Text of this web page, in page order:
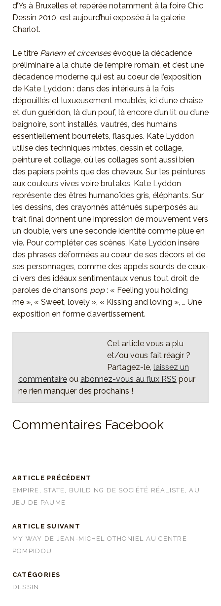
d’Ys à Bruxelles et repérée notamment à la foire Chic
Dessin 2010, est aujourd’hui exposée à la galerie
Charlot.
Le titre Panem et circensesévoque la décadence
préliminaire à la chute de l’empire romain, et c’est une
décadence moderne qui est au coeur de l’exposition
de Kate Lyddon : dans des intérieurs à la fois
dépouillés et luxueusement meublés, ici d’une chaise
et d’un guéridon, là d’un pouf, là encore d’un lit ou d’une
baignoire, sont installés, vautrés, des humains
essentiellement bourrelets, flasques. Kate Lyddon
utilise des techniques mixtes, dessin et collage,
peinture et collage, où les collages sont aussi bien
des papiers peints que des cheveux. Sur les peintures
aux couleurs vives voire brutales, Kate Lyddon
représente des êtres humanoïdes gris, éléphants. Sur
les dessins, des crayonnés atténués superposés au
trait final donnent une impression de mouvement vers
un double, vers une seconde identité comme plue en
vie. Pour compléter ces scènes, Kate Lyddon insère
des phrases déformées au coeur de ses décors et de
ses personnages, comme des appels sourds de ceux-
ci vers des idéaux sentimentaux venus tout droit de
paroles de chansons pop: « Feeling you holding
me », « Sweet, lovely », « Kissing and loving », … Une
exposition en forme d’avertissement.
Cet article vous a plu
et/ou vous fait réagir ?
Partagez-le, laissez un
commentaireou abonnez-vous au flux RSS pour
ne rien manquer des prochains !
Commentaires Facebook
ARTICLE PRÉCÉDENT
EMPIRE, STATE, BUILDING DE SOCIÉTÉ RÉALISTE, AU
JEU DE PAUME
ARTICLE SUIVANT
MY WAY DE JEAN-MICHEL OTHONIEL AU CENTRE
POMPIDOU
CATÉGORIES
DESSIN